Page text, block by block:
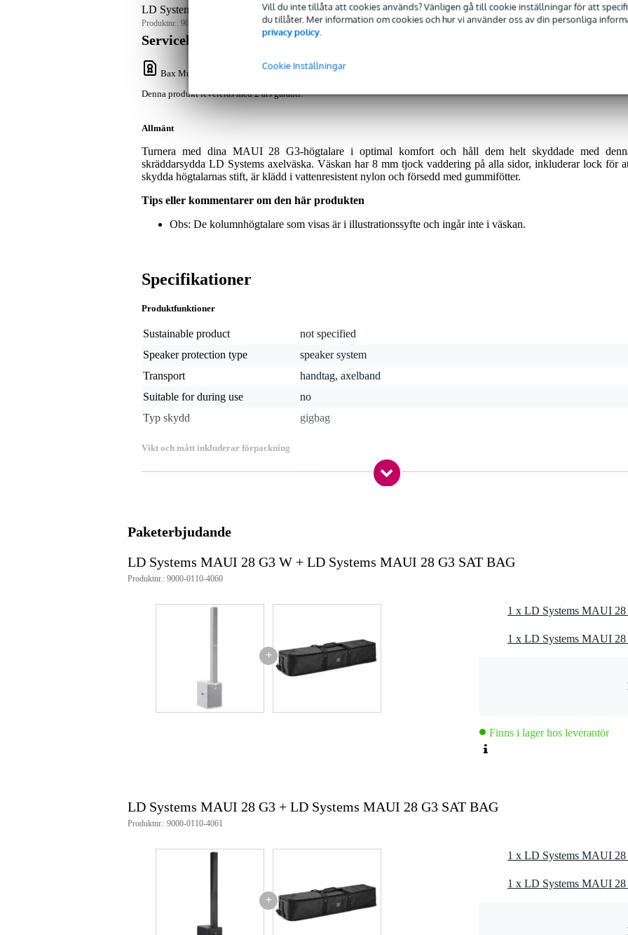
Vill du inte tillåta att cookies används? Vänligen gå till cookie inställningar för att
du tillåter. Mer information om cookies och hur vi använder oss av din personliga
privacy policy.
Cookie Inställningar
LD Systems MAUI 28 G3 SAT BAG Padded Bag for MAUI 28 G3 Column Array Speakers
Produktnr.: 9000-0110-4059
Servicelöfte
Bax Music Garanti
: Denna produkt levereras med 2 års garanti.
Denna produkt levereras med 2 års garanti.
Allmänt
Turnera med dina MAUI 28 G3-högtalare i optimal komfort och håll dem helt skyddade med
skräddarsydda LD Systems axelväska. Väskan har 8 mm tjock vaddering på alla sidor, inkluderar lock för
skydda högtalarnas stift, är klädd i vattenresistent nylon och försedd med gummifötter.
Tips eller kommentarer om den här produkten
Obs: De kolumnhögtalare som visas är i illustrationssyfte och ingår inte i väskan.
Specifikationer
Produktfunktioner
Sustainable product
not specified
Speaker protection type
speaker system
Transport
handtag, axelband
Suitable for during use
no
Typ skydd
gigbag
Vikt och mått inkluderar förpackning
Vikt(inkl. förpackning)
1,2 kg
Produktspecifikationer
fodrets tjocklek: 8 mm
mått: 77 x 27 x 11 cm
vikt: 1,1 kg
Paketerbjudande
LD Systems MAUI 28 G3 W + LD Systems MAUI 28 G3 SAT BAG
Produktnr.: 9000-0110-4060
+
Finns i lager hos leverantör
LD Systems MAUI 28 G3 + LD Systems MAUI 28 G3 SAT BAG
Produktnr.: 9000-0110-4061
+